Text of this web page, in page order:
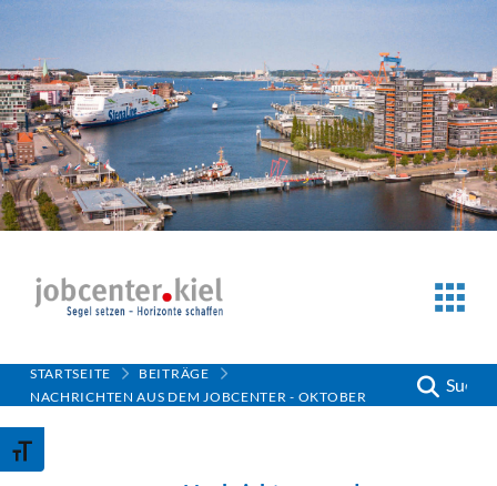
Schrift vergrößern
STARTSEITE
BEITRÄGE
NACHRICHTEN AUS DEM JOBCENTER - OKTOBER
Suche